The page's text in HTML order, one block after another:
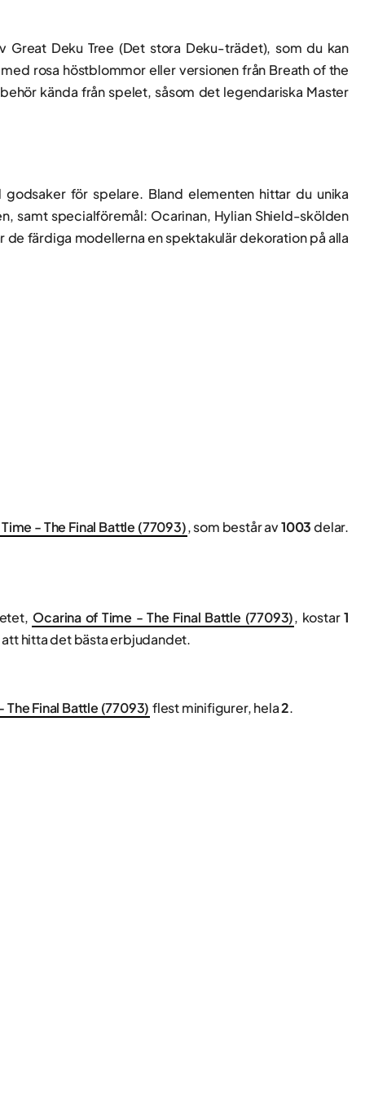
Deku Tree (Det stora Deku-trädet), som du kan
rosa höstblommor eller versionen från Breath of the
kända från spelet, såsom det legendariska Master
för spelare. Bland elementen hittar du unika
samt specialföremål: Ocarinan, Hylian Shield-skölden
de färdiga modellerna en spektakulär dekoration på alla
- The Final Battle (77093), som består av1003delar.
Ocarina of Time - The Final Battle (77093), kostar1
hitta det bästa erbjudandet.
The Final Battle (77093) flest minifigurer, hela2.